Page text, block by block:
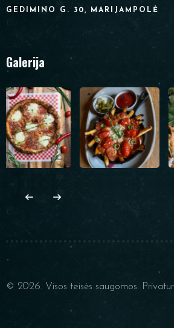
GEDIMINO G. 30, MARIJAMPOLĖ
Galerija
© 2026. Visos teisės saugomos.